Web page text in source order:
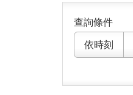
查詢條件
依時刻